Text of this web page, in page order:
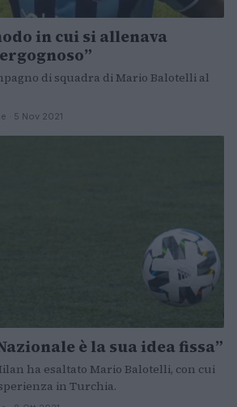
in cui si allenava
di squadra di Mario Balotelli al
· 5 Nov 2021
è la sua idea fissa”
ha esaltato Mario Balotelli, con cui
in Turchia.